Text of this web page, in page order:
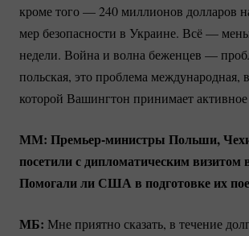
кроме того — 240 миллионов долларов
мер безопасности в Украине. Всё —
недели. Война и волна беженцев —
польская, это проблема международная,
которой Вашингтон принимает активное
ММ: Премьер-министры Польши,
посетили с дипломатическим визитом
Помогали ли США в подготовке их
МБ: Мне приятно сказать, в течение